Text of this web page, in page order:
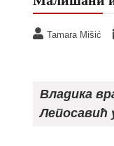
Tamara Mišić
Владика